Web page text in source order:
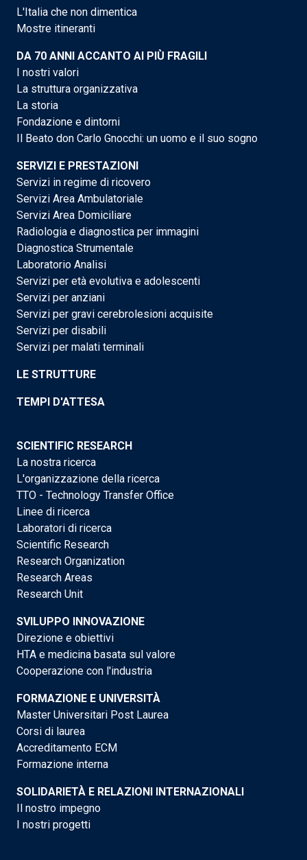
L'Italia che non dimentica
Mostre itineranti
DA 70 ANNI ACCANTO AI PIÙ FRAGILI
I nostri valori
La struttura organizzativa
La storia
Fondazione e dintorni
Il Beato don Carlo Gnocchi: un uomo e il suo sogno
SERVIZI E PRESTAZIONI
Servizi in regime di ricovero
Servizi Area Ambulatoriale
Servizi Area Domiciliare
Radiologia e diagnostica per immagini
Diagnostica Strumentale
Laboratorio Analisi
Servizi per età evolutiva e adolescenti
Servizi per anziani
Servizi per gravi cerebrolesioni acquisite
Servizi per disabili
Servizi per malati terminali
LE STRUTTURE
TEMPI D'ATTESA
SCIENTIFIC RESEARCH
La nostra ricerca
L'organizzazione della ricerca
TTO - Technology Transfer Office
Linee di ricerca
Laboratori di ricerca
Scientific Research
Research Organization
Research Areas
Research Unit
SVILUPPO INNOVAZIONE
Direzione e obiettivi
HTA e medicina basata sul valore
Cooperazione con l'industria
FORMAZIONE E UNIVERSITÀ
Master Universitari Post Laurea
Corsi di laurea
Accreditamento ECM
Formazione interna
SOLIDARIETÀ E RELAZIONI INTERNAZIONALI
Il nostro impegno
I nostri progetti